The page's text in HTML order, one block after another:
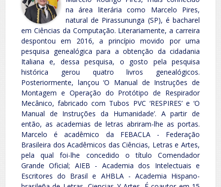
na área literária como Marcelo Pires,
natural de Pirassununga (SP), é bacharel
em Ciências da Computação. Literariamente, a carreira
despontou em 2016, a princípio movido por uma
pesquisa genealógica para a obtenção da cidadania
Italiana e, dessa pesquisa, o gosto pela pesquisa
histórica gerou quatro livros genealógicos.
Posteriormente, lançou ‘O Manual de Instruções de
Montagem e Operação do Protótipo de Respirador
Mecânico, fabricado com Tubos PVC ‘RESPIRES’ e ‘O
Manual de Instruções da Humanidade’. A partir de
então, as academias de letras abriram-lhe as portas.
Marcelo é acadêmico da FEBACLA - Federação
Brasileira dos Acadêmicos das Ciências, Letras e Artes,
pela qual foi-lhe concedido o título Comendador
Grande Oficial; AIEB - Academia dos Intelectuais e
Escritores do Brasil e AHBLA - Academia Hispano-